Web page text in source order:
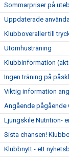
Sommarpriser på
Uppdaterade
Klubboveraller till
Utomhusträning
Klubbinformation
Ingen träning på
Viktig information
Angående pågående
Ljungskile Nutrition-
Sista chansen!
Klubbnytt - ett